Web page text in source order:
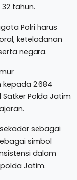
tahun.
Polri harus
keteladanan
negara.
2.684
Polda Jatim
sebagai
simbol
dalam
Jatim.